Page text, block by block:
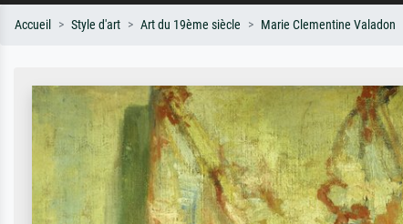
Accueil Style d'art Art du 19ème siècle Marie Clementine Valadon